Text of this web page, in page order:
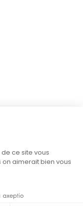
CGU
ce site vous
aimerait bien vous